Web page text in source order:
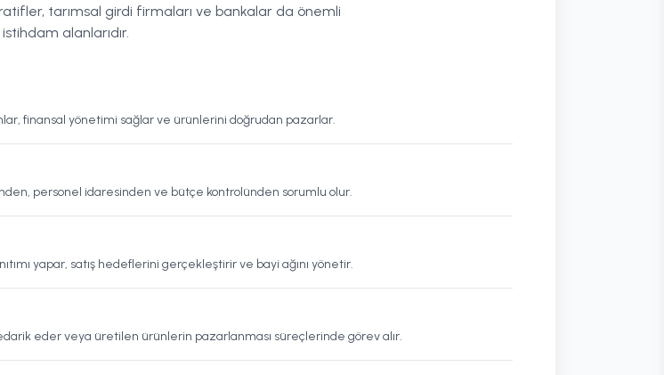
tarımsal girdi firmaları ve bankalar da önemli
istihdam alanlarıdır.
finansal yönetimi sağlar ve ürünlerini doğrudan pazarlar.
personel idaresinden ve bütçe kontrolünden sorumlu olur.
yapar, satış hedeflerini gerçekleştirir ve bayi ağını yönetir.
eder veya üretilen ürünlerin pazarlanması süreçlerinde görev alır.